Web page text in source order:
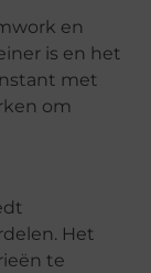
en
is en het
met
om
Het
te